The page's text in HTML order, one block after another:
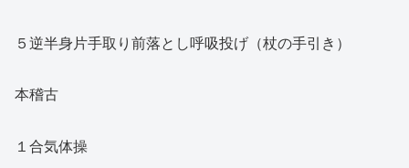
５逆半身片手取り前落とし呼吸投げ（杖の手引き）
本稽古
１合気体操